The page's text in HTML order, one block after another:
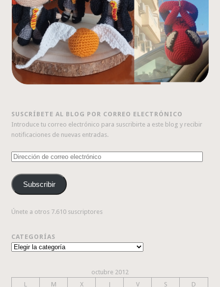
SUSCRÍBETE AL BLOG POR CORREO ELECTRÓNICO
Introduce tu correo electrónico para suscribirte a este blog y recibir
notificaciones de nuevas entradas.
Dirección
correo
electrónico
Subscribir
Únete a otros 7.610 suscriptores
CATEGORÍAS
Categorías
octubre 2012
L
M X J V S
D